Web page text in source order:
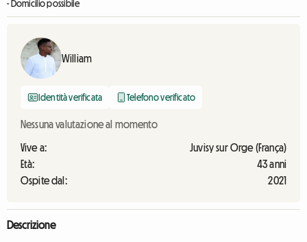
- Domicilio possibile
William
Identità verificata Telefono verificato
Nessuna valutazione al momento
Vive a:
Juvisy sur Orge (França)
Età:
43 anni
Ospite dal:
2021
Descrizione